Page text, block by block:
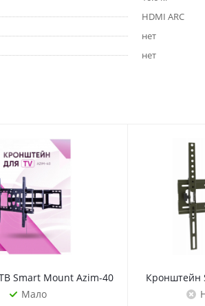
HDMI ARC
нет
нет
Smart Mount Azim-40
Мало
Кронштейн